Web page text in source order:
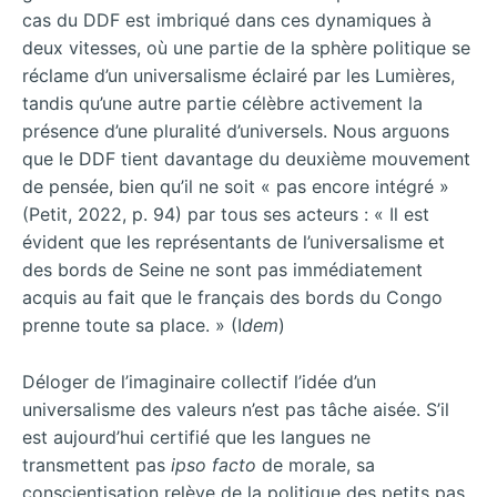
cas du DDF est imbriqué dans ces dynamiques à
deux vitesses, où une partie de la sphère politique se
réclame d’un universalisme éclairé par les Lumières,
tandis qu’une autre partie célèbre activement la
présence d’une pluralité d’universels. Nous arguons
que le DDF tient davantage du deuxième mouvement
de pensée, bien qu’il ne soit « pas encore intégré »
(Petit, 2022, p. 94) par tous ses acteurs : « Il est
évident que les représentants de l’universalisme et
des bords de Seine ne sont pas immédiatement
acquis au fait que le français des bords du Congo
prenne toute sa place. » (Idem)
Déloger de l’imaginaire collectif l’idée d’un
universalisme des valeurs n’est pas tâche aisée. S’il
est aujourd’hui certifié que les langues ne
transmettent pas ipso facto de morale, sa
conscientisation relève de la politique des petits pas.